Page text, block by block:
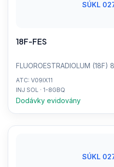
SÚKL
18F-FES
FLUOROESTRADIOLUM (18F)
ATC: V09IX11
INJ SOL · 1-8GBQ
Dodávky evidovány
SÚKL